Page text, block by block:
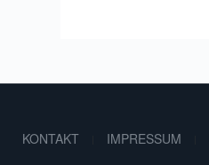
KONTAKT IMPRESSUM